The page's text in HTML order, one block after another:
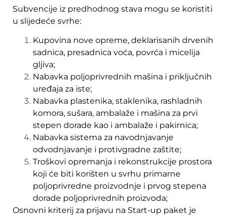
Subvencije iz predhodnog stava mogu se koristiti
u slijedeće svrhe:
Kupovina nove opreme, deklarisanih drvenih
sadnica, presadnica voća, povrća i micelija
gljiva;
Nabavka poljoprivrednih mašina i priključnih
uređaja za iste;
Nabavka plastenika, staklenika, rashladnih
komora, sušara, ambalaže i mašina za prvi
stepen dorade kao i ambalaže i pakirnica;
Nabavka sistema za navodnjavanje
odvodnjavanje i protivgradne zaštite;
Troškovi opremanja i rekonstrukcije prostora
koji će biti korišten u svrhu primarne
poljoprivredne proizvodnje i prvog stepena
dorade poljoprivrednih proizvoda;
Osnovni kriterij za prijavu na Start-up paket je